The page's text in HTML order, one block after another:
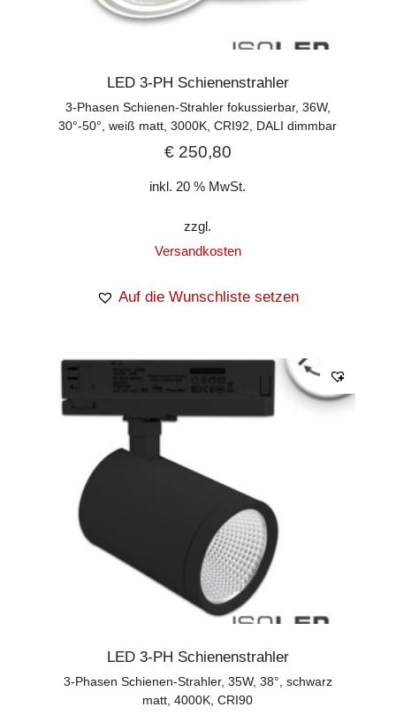
LED 3-PH Schienenstrahler
3-Phasen Schienen-Strahler fokussierbar, 36W,
30°-50°, weiß matt, 3000K, CRI92, DALI dimmbar
€250,80
inkl. 20 % MwSt.
zzgl.
Versandkosten
Auf die Wunschliste setzen
LED 3-PH Schienenstrahler
3-Phasen Schienen-Strahler, 35W, 38°, schwarz
matt, 4000K, CRI90